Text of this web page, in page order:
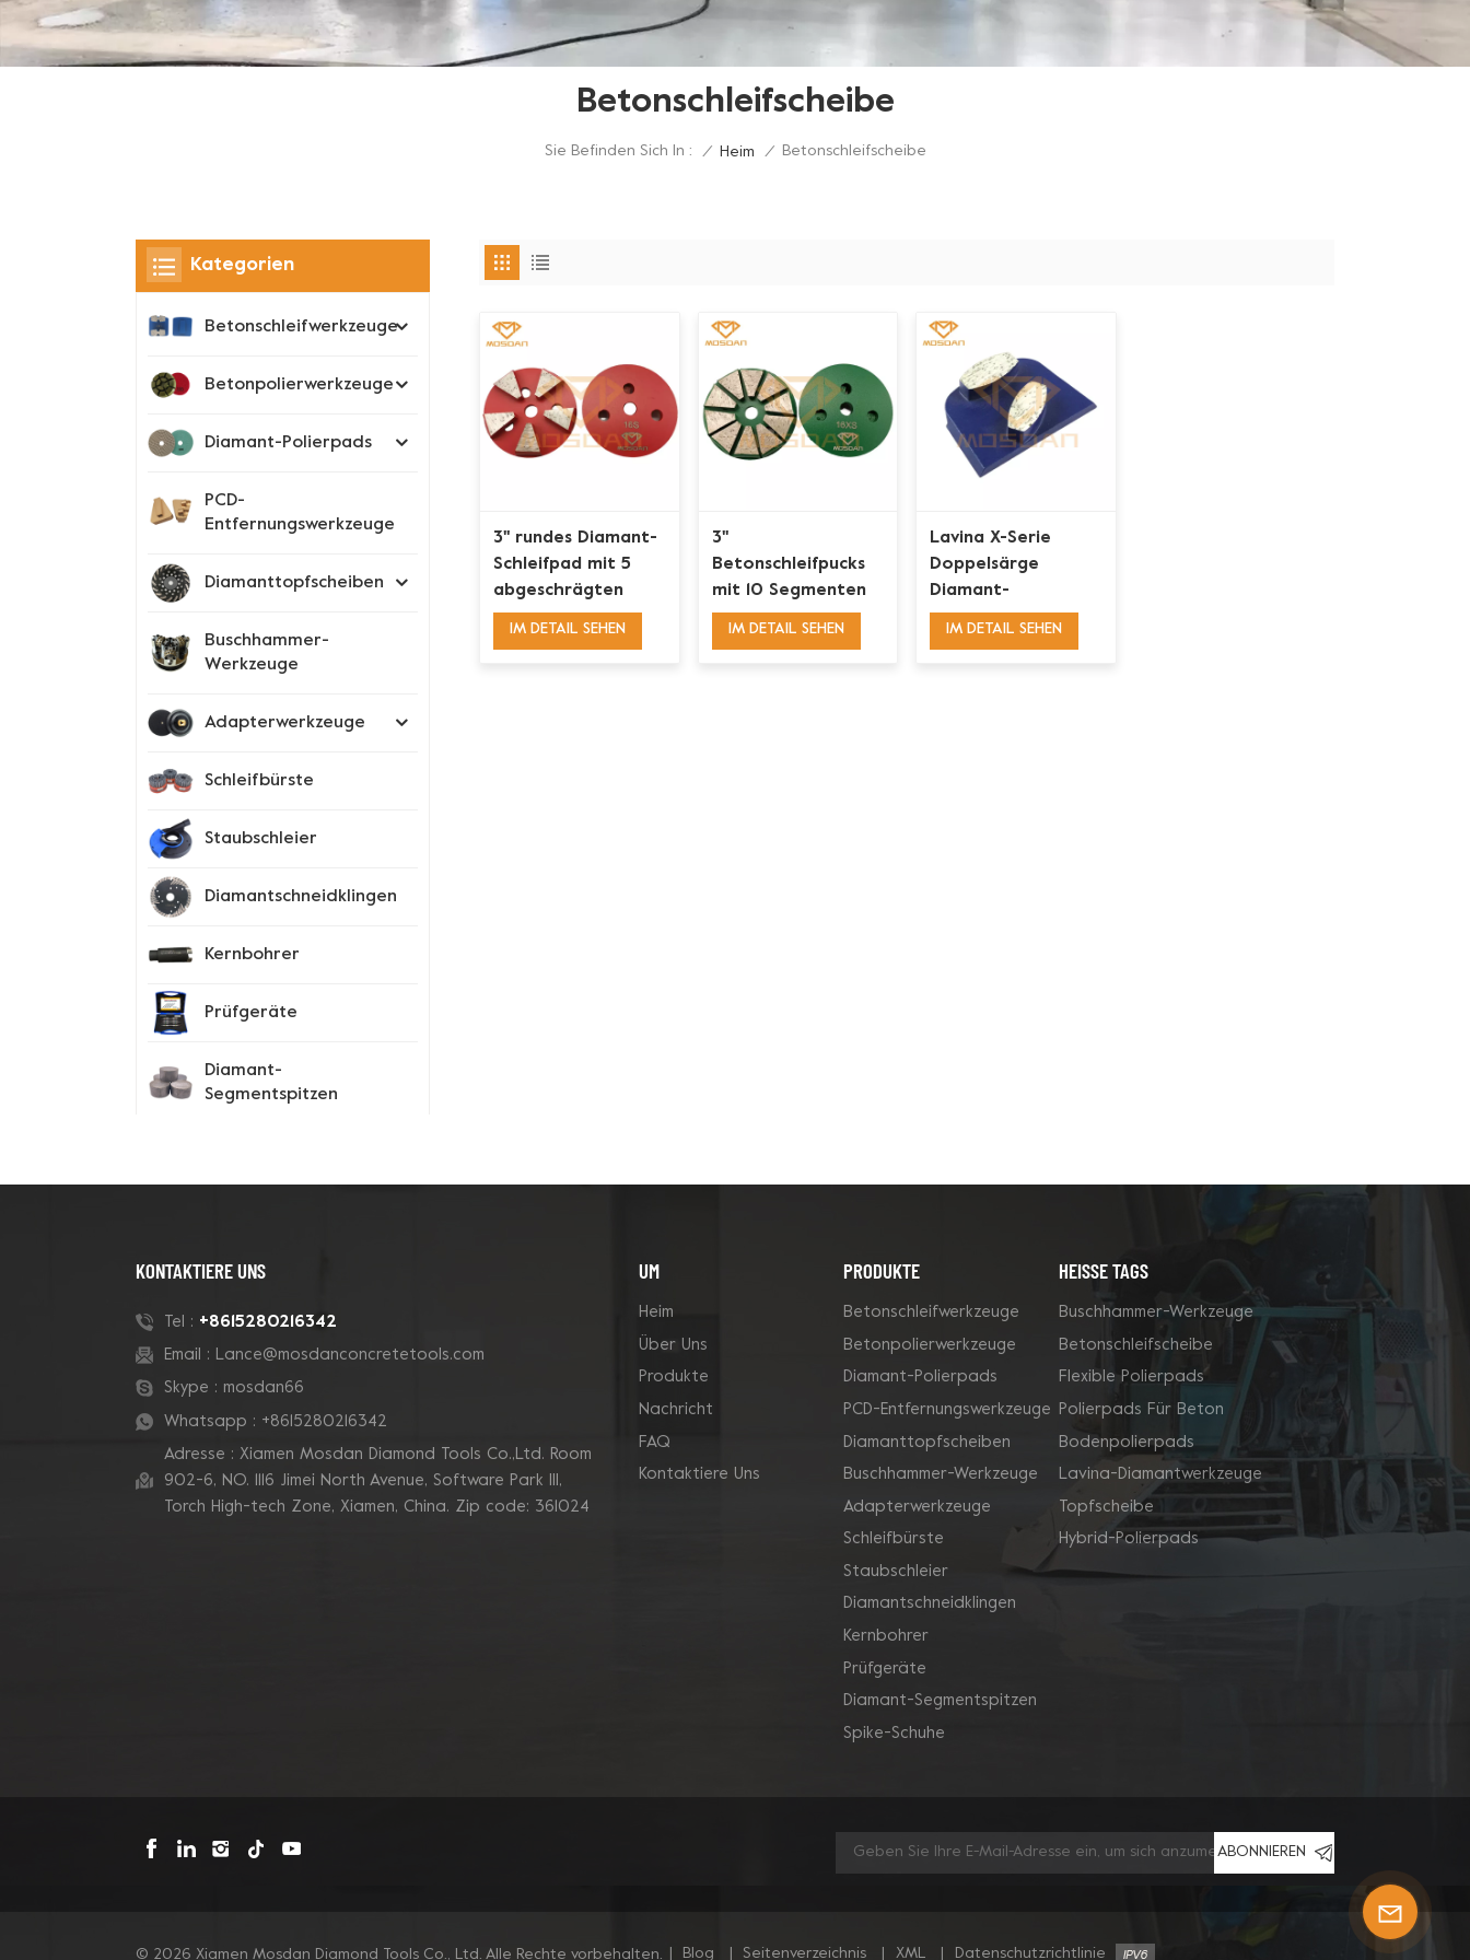
Betonschleifscheibe
Sie Befinden Sich In : / Heim / Betonschleifscheibe
3'' rundes Diamant-
Schleifpad mit 5
abgeschrägten
Segmenten für Iron
IM DETAIL SEHEN
3''
Betonschleifpucks
mit 10 Segmenten
für ASL Wolfpack
IM DETAIL SEHEN
Lavina X-Serie
Doppelsärge
Diamant-
Betonschleifflügel
IM DETAIL SEHEN
Kategorien
Betonschleifwerkzeuge
Betonpolierwerkzeuge
Diamant-Polierpads
PCD-
Entfernungswerkzeuge
Diamanttopfscheiben
Buschhammer-
Werkzeuge
Adapterwerkzeuge
Schleifbürste
Staubschleier
Diamantschneidklingen
Kernbohrer
Prüfgeräte
Diamant-
Segmentspitzen
180-mm-Rohr-Grizzly-
Betontopfschleifscheibe
7-Zoll-10-V-Segment-
Diamanttopfscheibe
zum Schleifen von
Betonkanten
Eckkanten
KONTAKTIERE UNS
Tel : +8615280216342
Email : Lance@mosdanconcretetools.com
Skype : mosdan66
Whatsapp : +8615280216342
Adresse : Xiamen Mosdan Diamond Tools Co.,Ltd. Room
902-6, NO. 1116 Jimei North Avenue, Software Park Ill,
Torch High-tech Zone, Xiamen, China. Zip code: 361024
UM
Heim
Über Uns
Produkte
Nachricht
FAQ
Kontaktiere Uns
PRODUKTE
Betonschleifwerkzeuge
Betonpolierwerkzeuge
Diamant-Polierpads
PCD-Entfernungswerkzeuge
Diamanttopfscheiben
Buschhammer-Werkzeuge
Adapterwerkzeuge
Schleifbürste
Staubschleier
Diamantschneidklingen
Kernbohrer
Prüfgeräte
Diamant-Segmentspitzen
Spike-Schuhe
HEISSE TAGS
Buschhammer-Werkzeuge
Betonschleifscheibe
Flexible Polierpads
Polierpads Für Beton
Bodenpolierpads
Lavina-Diamantwerkzeuge
Topfscheibe
Hybrid-Polierpads
ABONNIEREN
© 2026 Xiamen Mosdan Diamond Tools Co., Ltd. Alle Rechte vorbehalten. Blog Seitenverzeichnis XML Datenschutzrichtlinie